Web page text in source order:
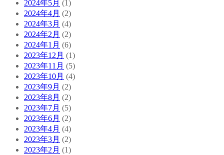
2024年5月 (1)
2024年4月 (2)
2024年3月 (4)
2024年2月 (2)
2024年1月 (6)
2023年12月 (1)
2023年11月 (5)
2023年10月 (4)
2023年9月 (2)
2023年8月 (2)
2023年7月 (5)
2023年6月 (2)
2023年4月 (4)
2023年3月 (2)
2023年2月 (1)